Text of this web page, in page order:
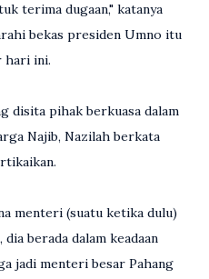
terima dugaan," katanya
bekas presiden Umno itu
hari ini.
disita pihak berkuasa dalam
Najib, Nazilah berkata
menteri (suatu ketika dulu)
berada dalam keadaan
jadi menteri besar Pahang